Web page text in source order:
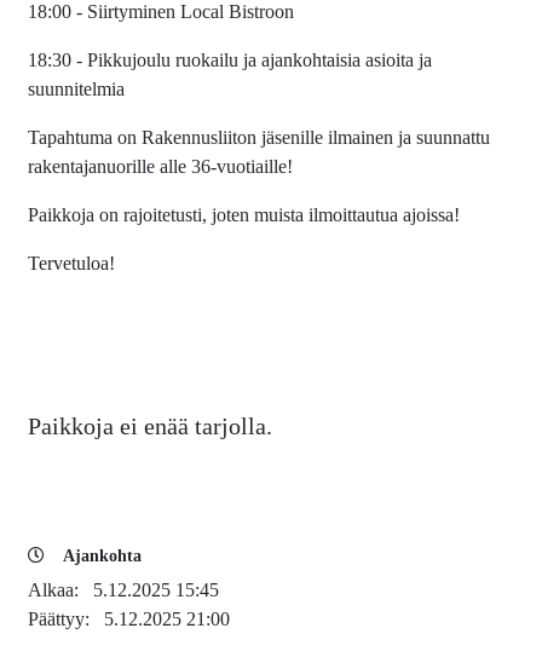
18:00 - Siirtyminen Local Bistroon
18:30 - Pikkujoulu ruokailu ja ajankohtaisia asioita ja
suunnitelmia
Tapahtuma on Rakennusliiton jäsenille ilmainen ja suunnattu
rakentajanuorille alle 36-vuotiaille!
Paikkoja on rajoitetusti, joten muista ilmoittautua ajoissa!
Tervetuloa!
Paikkoja ei enää tarjolla.
Ajankohta
Alkaa: 5.12.2025 15:45
Päättyy: 5.12.2025 21:00